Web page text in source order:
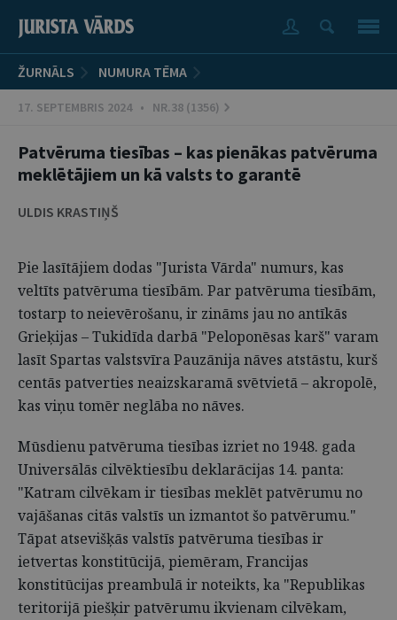
ŽURNĀLS NUMURA TĒMA
17. SEPTEMBRIS 2024 • NR.38 (1356)
Patvēruma tiesības – kas pienākas patvēruma
meklētājiem un kā valsts to garantē
ULDIS KRASTIŅŠ
Pie lasītājiem dodas "Jurista Vārda" numurs, kas
veltīts patvēruma tiesībām. Par patvēruma tiesībām,
tostarp to neievērošanu, ir zināms jau no antīkās
Grieķijas – Tukidīda darbā "Peloponēsas karš" varam
lasīt Spartas valstsvīra Pauzānija nāves atstāstu, kurš
centās patverties neaizskaramā svētvietā – akropolē,
kas viņu tomēr neglāba no nāves.
Mūsdienu patvēruma tiesības izriet no 1948. gada
Universālās cilvēktiesību deklarācijas 14. panta:
"Katram cilvēkam ir tiesības meklēt patvērumu no
vajāšanas citās valstīs un izmantot šo patvērumu."
Tāpat atsevišķās valstīs patvēruma tiesības ir
ietvertas konstitūcijā, piemēram, Francijas
konstitūcijas preambulā ir noteikts, ka "Republikas
teritorijā piešķir patvērumu ikvienam cilvēkam,